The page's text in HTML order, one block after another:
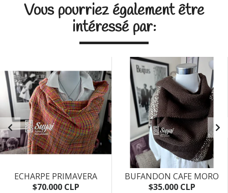
Vous pourriez également être
intéressé par:
ECHARPE PRIMAVERA
$70.000 CLP
BUFANDON CAFE MORO
$35.000 CLP